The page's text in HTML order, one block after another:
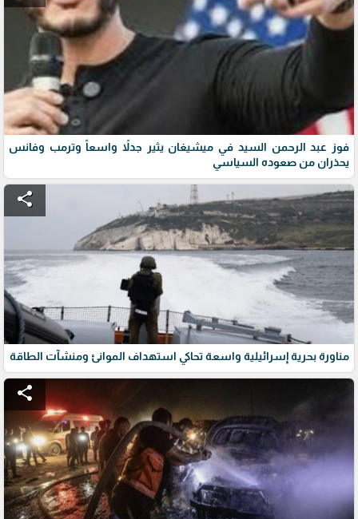
فوز عبد الرحمن السيد في ميشيغان يثير جدلاً واسعاً وترمب وفانس
يحذران من صعوده السياسي
share
مناورة بحرية إسرائيلية واسعة تحاكي استهداف الموانئ ومنشآت الطاقة
share